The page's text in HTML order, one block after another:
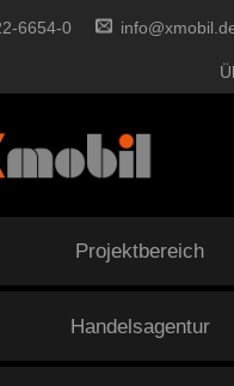
6654-0
Projektbereich
Handelsagentur